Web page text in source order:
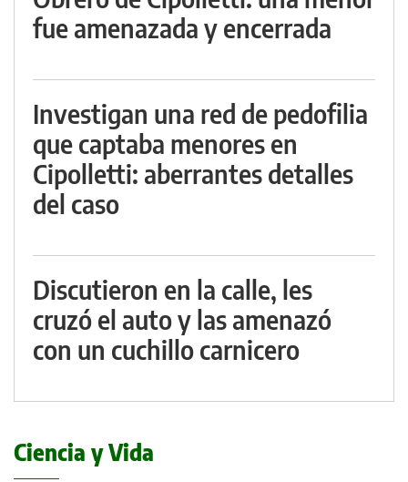
fue amenazada y encerrada
Investigan una red de pedofilia
que captaba menores en
Cipolletti: aberrantes detalles
del caso
Discutieron en la calle, les
cruzó el auto y las amenazó
con un cuchillo carnicero
Ciencia y Vida